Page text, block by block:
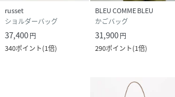
russet
ショルダーバッグ
37,400円
340ポイント(1倍)
BLEU COMME BLEU
かごバッグ
31,900円
290ポイント(1倍)